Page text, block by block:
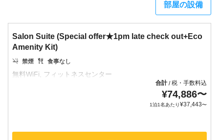
部屋の設備
Salon Suite (Special offer★1pm late check out+Eco
Amenity Kit)
禁煙 食事なし
合計/税・手数料込
¥74,886〜
1泊1名あたり¥37,443〜